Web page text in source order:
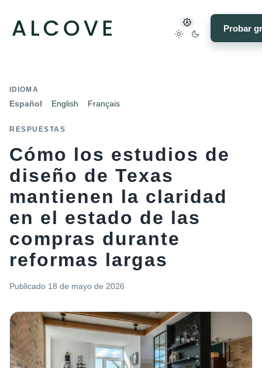
Probar
IDIOMA
Español English Français
RESPUESTAS
Cómo los estudios de
diseño de Texas
mantienen la claridad
en el estado de las
compras durante
reformas largas
Publicado 18 de mayo de 2026